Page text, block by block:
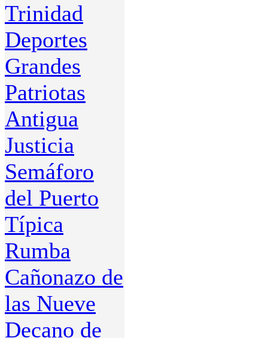
Trinidad
Deportes
Grandes
Patriotas
Antigua
Justicia
Semáforo
del Puerto
Típica
Rumba
Cañonazo de
las Nueve
Decano de